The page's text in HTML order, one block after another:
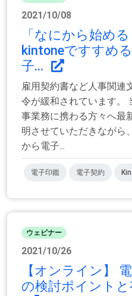
2021/10/08
「なにから始め
kintoneですすめ
子...
雇用契約書など人事関連
令が緩和されています。
事業務に携わる方々へ最
明させていただきながら
から電子...
電子印鑑 電子契約
ウェビナー
2021/10/26
【オンライン】
の検討ポイント